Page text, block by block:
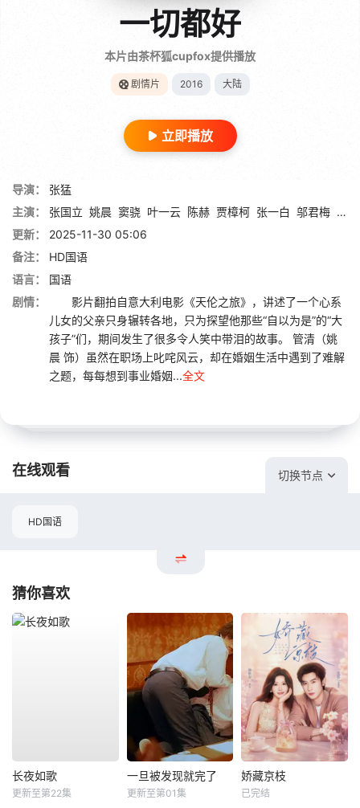
一切都好
本片由茶杯狐cupfox提供播放
剧情片 2016 大陆
立即播放
导演：
张猛
主演：
张国立 姚晨 窦骁 叶一云 陈赫 贾樟柯 张一白 邬君梅 周
更新：
2025-11-30 05:06
备注：
HD国语
语言：
国语
剧情：
影片翻拍自意大利电影《天伦之旅》，讲述了一个心系
儿女的父亲只身辗转各地，只为探望他那些“自以为是”的“大
孩子”们，期间发生了很多令人笑中带泪的故事。 管清（姚
晨 饰）虽然在职场上叱咤风云，却在婚姻生活中遇到了难解
之题，每每想到事业婚姻...全文
在线观看 切换节点
HD国语
猜你喜欢
长夜如歌
更新至第22集
一旦被发现就完了
更新至第01集
娇藏京枝
已完结